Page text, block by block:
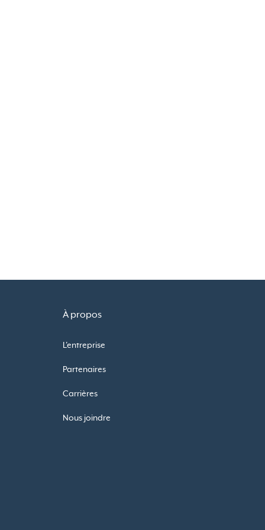
À propos
L'entreprise
Partenaires
Carrières
Nous joindre